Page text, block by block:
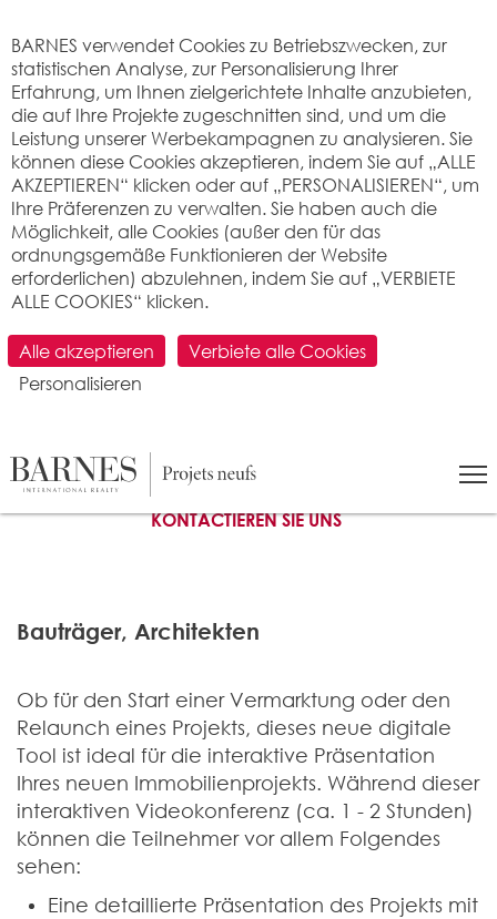
ABTEILUNG FÜR NEUE PROJEKTE:Entwicklung des
Grundeigentums-Marketing-Leitung -Marketing & Digitales
Direct Live-B-Live -Unsere Erfolge
BARNES DIRECT LIVE
BARNES Direct LIVE: Das neue digitale Tool zur
KONTACTIEREN SIE UNS
Bauträger, Architekten
Ob für den Start einer Vermarktung oder den
Relaunch eines Projekts, dieses neue digitale
Tool ist ideal für die interaktive Präsentation
Ihres neuen Immobilienprojekts. Während dieser
interaktiven Videokonferenz (ca. 1 - 2 Stunden)
können die Teilnehmer vor allem Folgendes
sehen:
Eine detaillierte Präsentation des Projekts mit
BARNES verwendet Cookies zu Betriebszwecken, zur
statistischen Analyse, zur Personalisierung Ihrer
Erfahrung, um Ihnen zielgerichtete Inhalte anzubieten,
die auf Ihre Projekte zugeschnitten sind, und um die
Leistung unserer Werbekampagnen zu analysieren. Sie
können diese Cookies akzeptieren, indem Sie auf „ALLE
AKZEPTIEREN“ klicken oder auf „PERSONALISIEREN“, um
Ihre Präferenzen zu verwalten. Sie haben auch die
Möglichkeit, alle Cookies (außer den für das
ordnungsgemäße Funktionieren der Website
erforderlichen) abzulehnen, indem Sie auf „VERBIETE
ALLE COOKIES“ klicken.
Alle akzeptieren
Verbiete alle Cookies
Personalisieren